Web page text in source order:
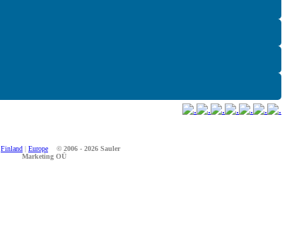
Finland | Europe
© 2006 - 2026 Sauler
Marketing OÜ